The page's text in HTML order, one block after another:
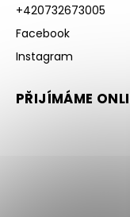
+420732673005
Facebook
Instagram
PŘIJÍMÁME